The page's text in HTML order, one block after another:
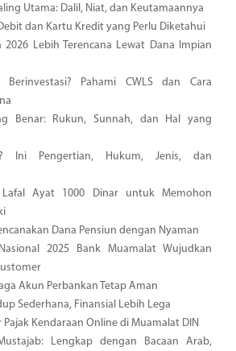
Utama: Dalil, Niat, dan Keutamaannya
dan Kartu Kredit yang Perlu Diketahui
2026 Lebih Terencana Lewat Dana Impian
Berinvestasi? Pahami CWLS dan Cara
Benar: Rukun, Sunnah, dan Hal yang
Ini Pengertian, Hukum, Jenis, dan
Lafal Ayat 1000 Dinar untuk Memohon
Dana Pensiun dengan Nyaman
2025 Bank Muamalat Wujudkan
Akun Perbankan Tetap Aman
Sederhana, Finansial Lebih Lega
Pajak Kendaraan Online di Muamalat DIN
Lengkap dengan Bacaan Arab,